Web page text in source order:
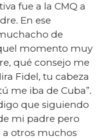
fue a la CMQ a
En ese
de
momento muy
qué consejo me
Fidel, tu cabeza
me iba de Cuba”.
que siguiendo
mi padre pero
a otros muchos